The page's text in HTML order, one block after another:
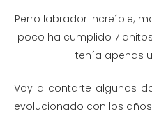
Perro labrador increíble;
poco ha cumplido 7
tenía apenas
Voy a contarte algunos
evolucionado con los